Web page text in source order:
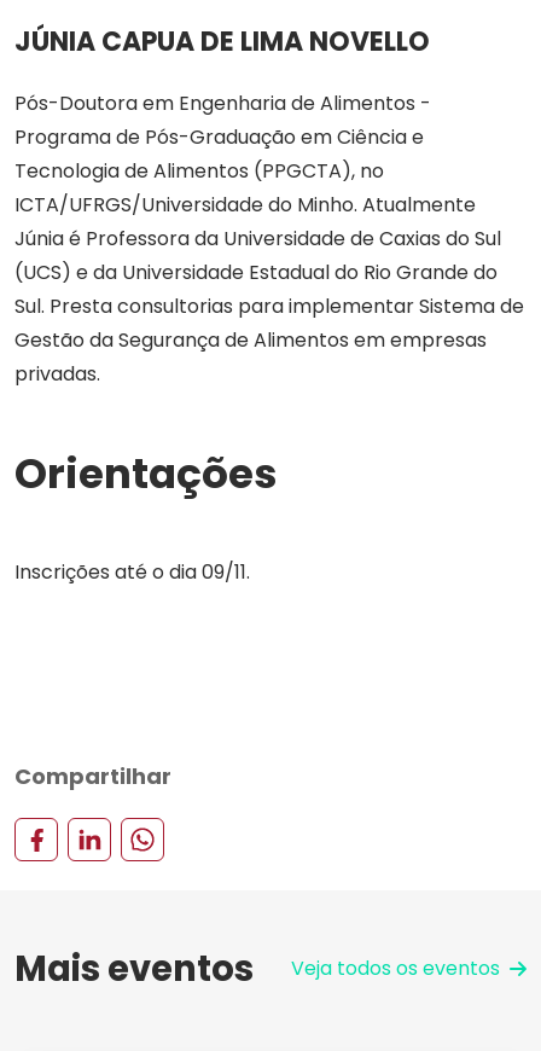
JÚNIA CAPUA DE LIMA NOVELLO
Pós-Doutora em Engenharia de Alimentos -
Programa de Pós-Graduação em Ciência e
Tecnologia de Alimentos (PPGCTA), no
ICTA/UFRGS/Universidade do Minho. Atualmente
Júnia é Professora da Universidade de Caxias do Sul
(UCS) e da Universidade Estadual do Rio Grande do
Sul. Presta consultorias para implementar Sistema de
Gestão da Segurança de Alimentos em empresas
privadas.
Orientações
Inscrições até o dia 09/11.
Compartilhar
Mais eventos Veja todos os eventos